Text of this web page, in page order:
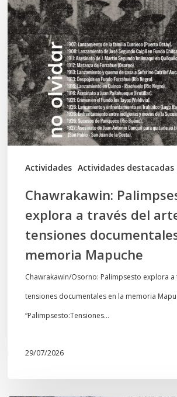
Actividades Actividades destacadas
Palimpsesto
explora
a
través
del
arte
las
tensiones
documentales
memoria
Mapuche
Chawrakawin:
explora a través del
tensiones
memoria Mapuche
Chawrakawin/Osorno: Palimpsesto explora
tensiones documentales en la memoria
“Palimpsesto:Tensiones…
29/07/2026